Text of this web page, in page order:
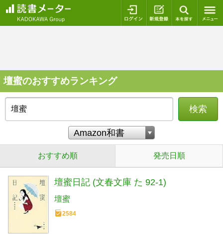
ログイン 新規登録
壇蜜のおすすめランキング
検索
おすすめ順 発売日順
壇蜜日記 (文春文庫 た 92-1)
壇蜜
2584